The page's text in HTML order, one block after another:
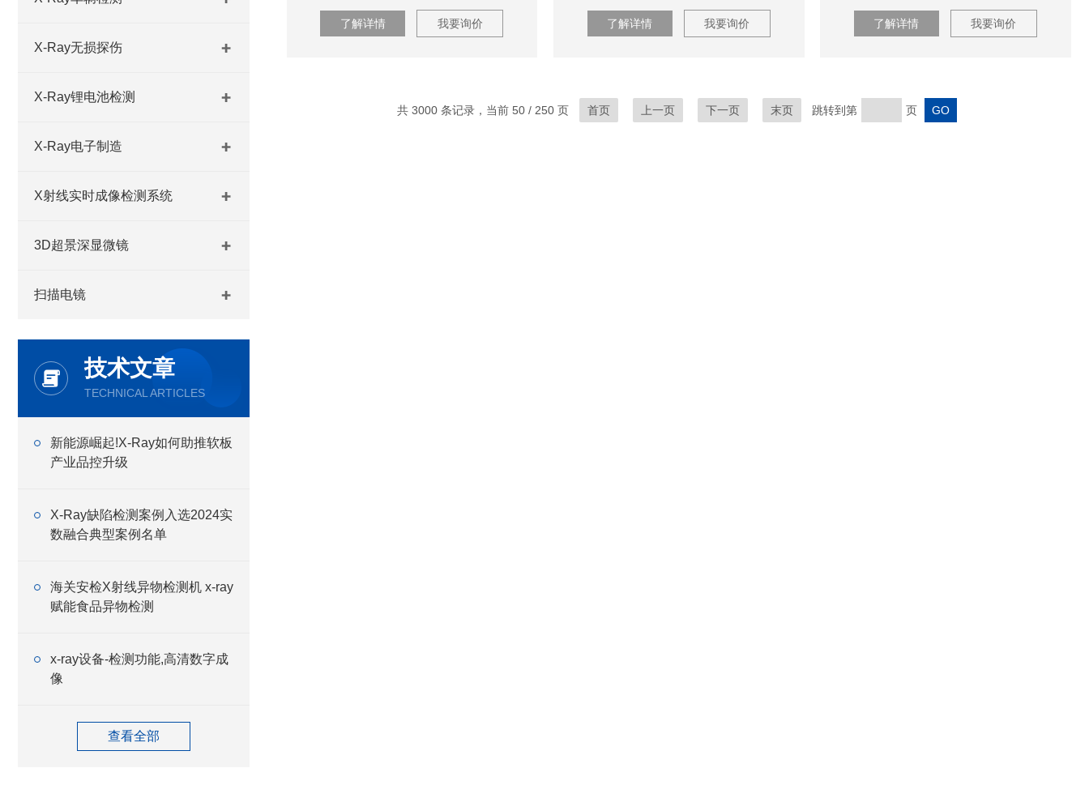
X-Ray无损探伤
X-Ray锂电池检测
X-Ray电子制造
X射线实时成像检测系统
3D超景深显微镜
扫描电镜
技术文章
TECHNICAL ARTICLES
新能源崛起!X-Ray如何助推软板
产业品控升级
X-Ray缺陷检测案例入选2024实
数融合典型案例名单
海关安检X射线异物检测机 x-ray
赋能食品异物检测
x-ray设备-检测功能,高清数字成
像
查看全部
了解详情 我要询价 了解详情 我要询价 了解详情 我要询价
共 3000 条记录，当前 50 / 250 页 首页 上一页 下一页 末页 跳转到第 页